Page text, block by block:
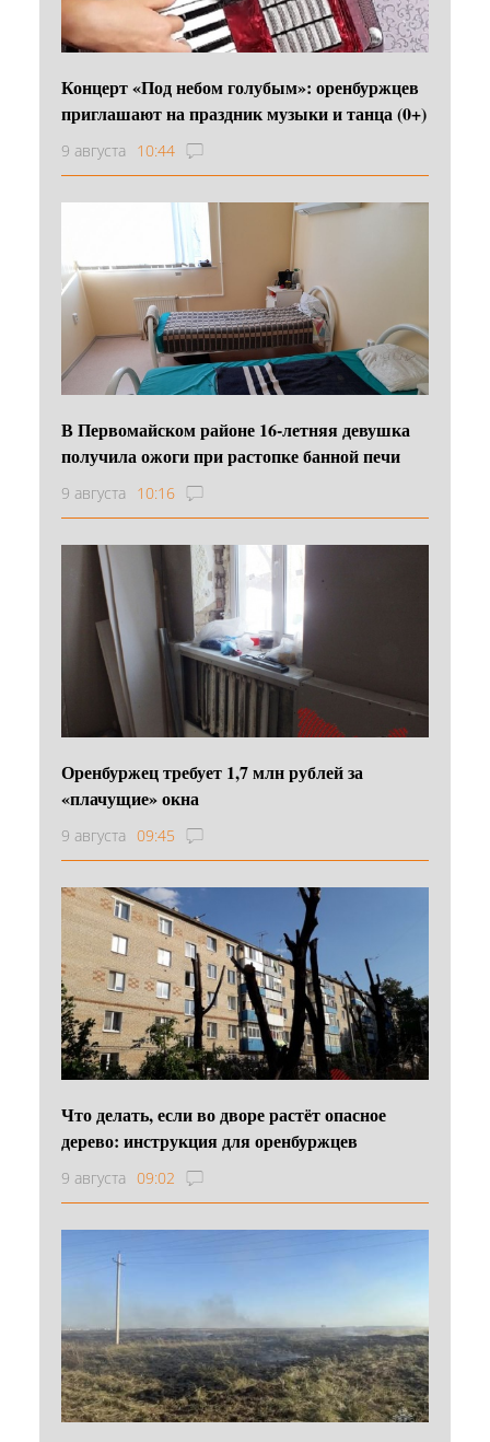
Концерт «Под небом голубым»: оренбуржцев
приглашают на праздник музыки и танца (0+)
9 августа 10:44
В Первомайском районе 16‑летняя девушка
получила ожоги при растопке банной печи
9 августа 10:16
Оренбуржец требует 1,7 млн рублей за
«плачущие» окна
9 августа 09:45
Что делать, если во дворе растёт опасное
дерево: инструкция для оренбуржцев
9 августа 09:02